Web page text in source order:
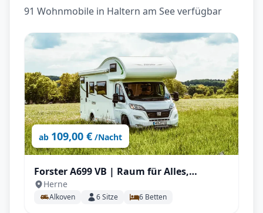
91 Wohnmobile in Haltern am See verfügbar
ab 109,00 € /Nacht
Forster A699 VB | Raum für Alles,
Stockbetten uvm.
Herne
Alkoven 6Sitze 6 Betten